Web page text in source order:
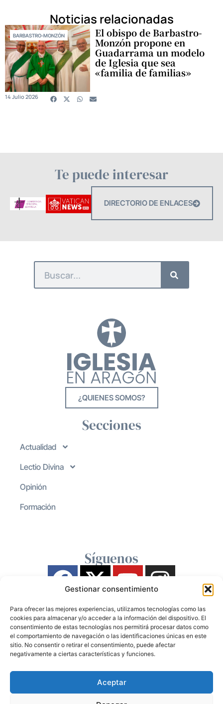
Gestionar consentimiento
Para ofrecer las mejores experiencias, utilizamos tecnologías como las
cookies para almacenar y/o acceder a la información del dispositivo. El
consentimiento de estas tecnologías nos permitirá procesar datos como
el comportamiento de navegación o las identificaciones únicas en este
sitio. No consentir o retirar el consentimiento, puede afectar
negativamente a ciertas características y funciones.
Aceptar
Noticias relacionadas
BARBASTRO-MONZÓN El obispo de Barbastro-
Monzón propone en
Guadarrama un modelo
de Iglesia que sea
«familia de familias»
14 Julio 2026
Te puede interesar
DIRECTORIO DE ENLACES
¿QUIENES SOMOS?
Secciones
Actualidad
Lectio Divina
Opinión
Formación
Síguenos